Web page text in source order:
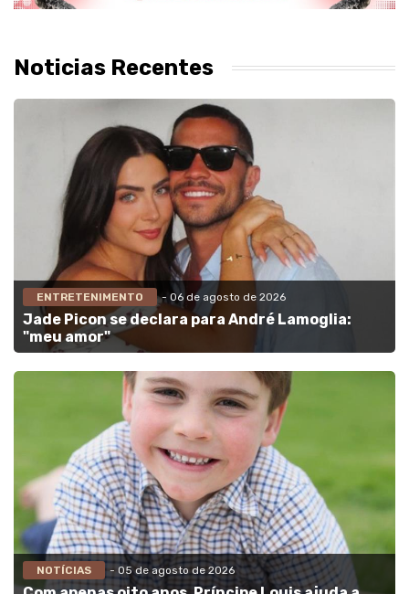
Noticias Recentes
ENTRETENIMENTO - 06 de agosto de 2026
Jade Picon se declara para André Lamoglia:
"meu amor"
NOTÍCIAS - 05 de agosto de 2026